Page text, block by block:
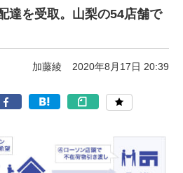
達を受取。山梨の54店舗で
加藤綾 2020年8月17日 20:39